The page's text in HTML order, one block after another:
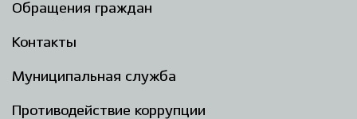
Обращения граждан
Контакты
Муниципальная служба
Противодействие коррупции